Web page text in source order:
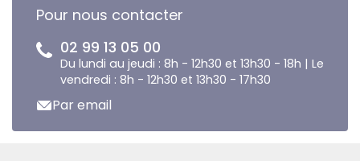
Pour nous contacter
02 99 13 05 00
Du lundi au jeudi : 8h - 12h30 et 13h30 - 18h | Le
vendredi : 8h - 12h30 et 13h30 - 17h30
Par email